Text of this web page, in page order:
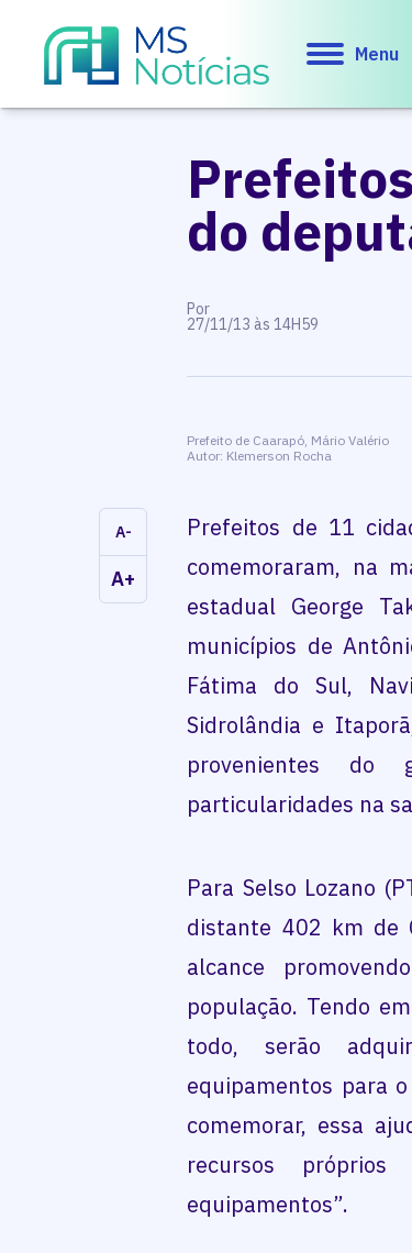
Menu
do
Por
27/11/13 às 14H59
Prefeito de Caarapó, Mário Valério
Autor: Klemerson Rocha
A-
A+
Prefeitos de 11
comemoraram, na
estadual George
municípios de
Fátima do Sul,
Sidrolândia e
provenientes do
particularidades na
Para Selso Lozano
distante 402 km de
alcance
população. Tendo
todo, serão
equipamentos para
comemorar, essa
recursos próprios
equipamentos”.